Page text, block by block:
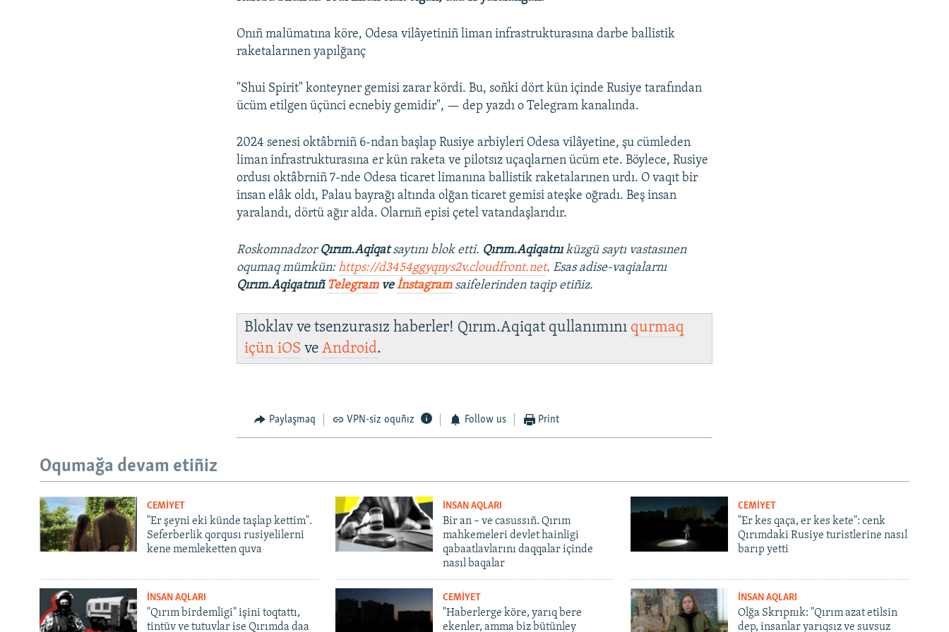
Onıñ malümatına köre, Odesa vilâyetiniñ liman infrastrukturasına darbe ballistik
raketalarınen yapılğanç
"Shui Spirit" konteyner gemisi zarar kördi. Bu, soñki dört kün içinde Rusiye tarafından
ücüm etilgen üçünci ecnebiy gemidir", — dep yazdı o Telegram kanalında.
2024 senesi oktâbrniñ 6-ndan başlap Rusiye arbiyleri Odesa vilâyetine, şu cümleden
liman infrastrukturasına er kün raketa ve pilotsız uçaqlarnen ücüm ete. Böylece, Rusiye
ordusı oktâbrniñ 7-nde Odesa ticaret limanına ballistik raketalarınen urdı. O vaqıt bir
insan elâk oldı, Palau bayrağı altında olğan ticaret gemisi ateşke oğradı. Beş insan
yaralandı, dörtü ağır alda. Olarnıñ episi çetel vatandaşlarıdır.
Roskomnadzor Qırım.Aqiqatsaytını blok etti. Qırım.Aqiqatnıküzgü saytı vastasınen
oqumaq mümkün:https://d3454ggyqnys2v.cloudfront.net. Esas adise-vaqialarnı
Qırım.Aqiqatnıñ Telegramveİnstagram saifelerinden taqip etiñiz.
Bloklav ve tsenzurasız haberler! Qırım.Aqiqat qullanımını qurmaq
içüniOS veAndroid.
Paylaşmaq VPN-siz oquñız Follow us Print
Oqumağa devam etiñiz
CEMİYET
"Er şeyni eki künde taşlap kettim".
Seferberlik qorqusı rusiyelilerni
kene memleketten quva
İNSAN AQLARI
Bir an – ve casussıñ. Qırım
mahkemeleri devlet hainligi
qabaatlavlarını daqqalar içinde
nasıl baqalar
CEMİYET
"Er kes qaça, er kes kete": cenk
Qırımdaki Rusiye turistlerine nasıl
barıp yetti
İNSAN AQLARI
"Qırım birdemligi" işini toqtattı,
tintüv ve tutuvlar ise Qırımda daa
CEMİYET
"Haberlerge köre, yarıq bere
ekenler, amma biz bütünley
İNSAN AQLARI
Olğa Skrıpnık: "Qırım azat etilsin
dep, insanlar yarıqsız ve suvsuz